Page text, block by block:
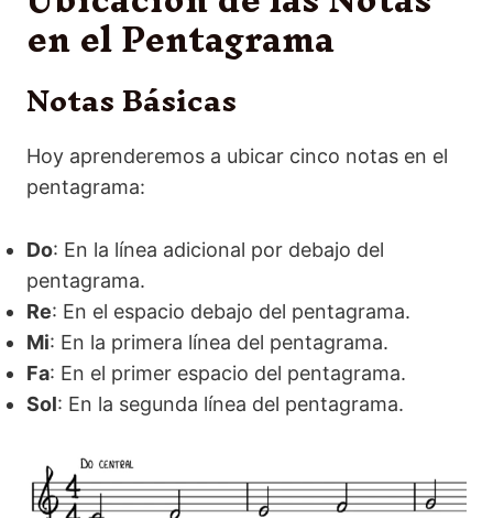
en el Pentagrama
Notas Básicas
Hoy aprenderemos a ubicar cinco notas en el
pentagrama:
Do: En la línea adicional por debajo del
pentagrama.
Re: En el espacio debajo del pentagrama.
Mi: En la primera línea del pentagrama.
Fa: En el primer espacio del pentagrama.
Sol: En la segunda línea del pentagrama.